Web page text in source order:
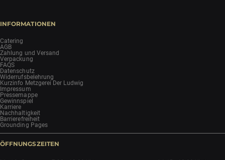
INFORMATIONEN
Catering
AGB
Zahlung und Versand
Verpackung
FAQS
Datenschutz
Widerrufsbelehrung
Kurzinfo Metzgerei Der Ludwig
Impressum
Pressemappe
Gewinnspiel
Karriere
Nachhaltigkeit
Barrierefreiheit
Grounding Pages
ÖFFNUNGSZEITEN